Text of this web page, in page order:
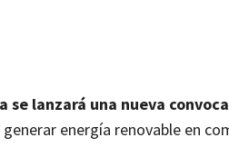
se lanzará una nueva
energía renovable en